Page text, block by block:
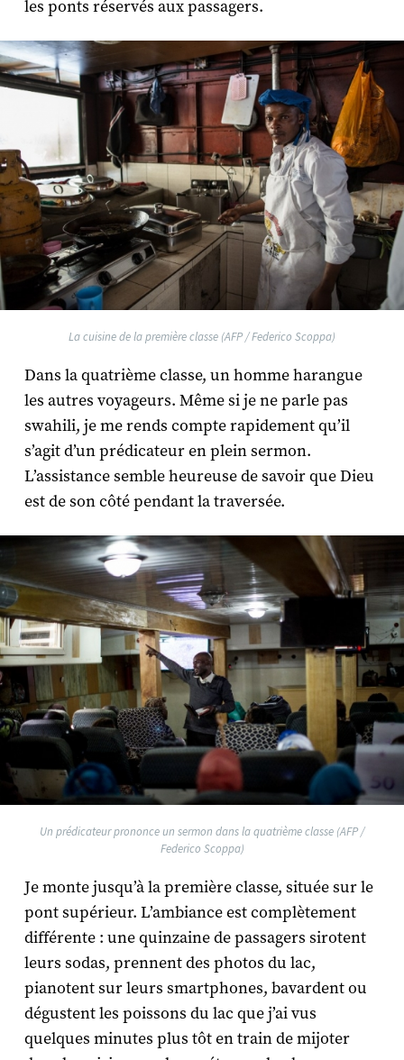
les ponts réservés aux passagers.
La cuisine de la première classe (AFP / Federico Scoppa)
Dans la quatrième classe, un homme harangue
les autres voyageurs. Même si je ne parle pas
swahili, je me rends compte rapidement qu’il
s’agit d’un prédicateur en plein sermon.
L’assistance semble heureuse de savoir que Dieu
est de son côté pendant la traversée.
Un prédicateur prononce un sermon dans la quatrième classe (AFP /
Federico Scoppa)
Je monte jusqu’à la première classe, située sur le
pont supérieur. L’ambiance est complètement
différente : une quinzaine de passagers sirotent
leurs sodas, prennent des photos du lac,
pianotent sur leurs smartphones, bavardent ou
dégustent les poissons du lac que j’ai vus
quelques minutes plus tôt en train de mijoter